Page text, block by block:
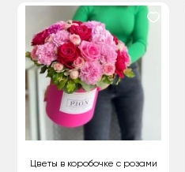
Цветы в коробочке с розами